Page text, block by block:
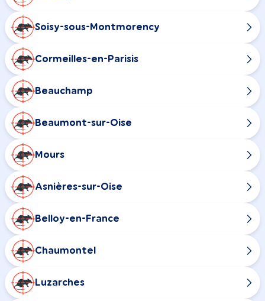
Soisy-sous-Montmorency
Cormeilles-en-Parisis
Beauchamp
Beaumont-sur-Oise
Mours
Asnières-sur-Oise
Belloy-en-France
Chaumontel
Luzarches